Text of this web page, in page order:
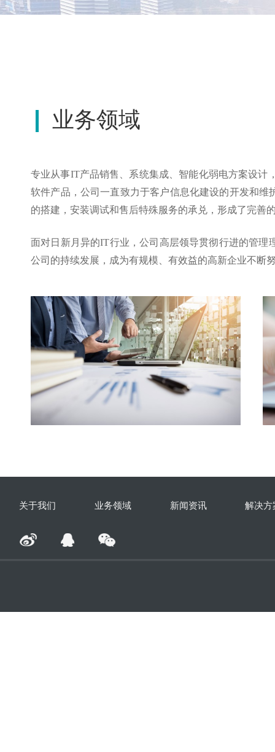
专业从事IT产品销售、系统集成、智能化弱电方案设
软件产品，公司一直致力于客户信息化建设的开发和
的搭建，安装调试和售后特殊服务的承兑，形成了完善
面对日新月异的IT行业，公司高层领导贯彻行进的管
公司的持续发展，成为有规模、有效益的高新企业不断
业务领域
关于我们 业务领域 新闻资讯 解决方